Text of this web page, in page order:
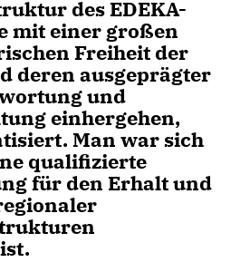
des EDEKA-
mit einer großen
Freiheit der
deren ausgeprägter
und
einhergehen,
Man war sich
qualifizierte
für den Erhalt und